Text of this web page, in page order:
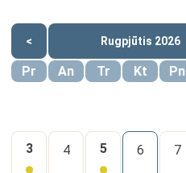
< Rugpjūtis 2026
Pr An Tr Kt Pn
3 4 5 6 7